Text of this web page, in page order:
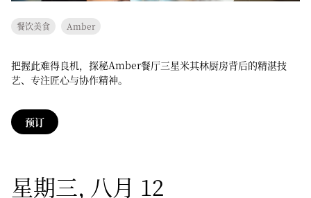
餐饮美食 Amber
把握此难得良机，探秘Amber餐厅三星米其林厨房背后的精湛技
艺、专注匠心与协作精神。
预订
星期三, 八月 12